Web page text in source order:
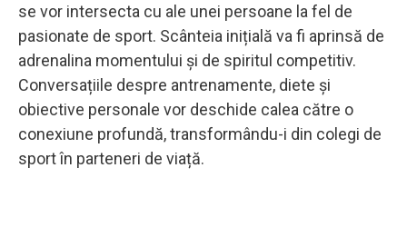
se vor intersecta cu ale unei persoane la fel de
pasionate de sport. Scânteia inițială va fi aprinsă de
adrenalina momentului și de spiritul competitiv.
Conversațiile despre antrenamente, diete și
obiective personale vor deschide calea către o
conexiune profundă, transformându-i din colegi de
sport în parteneri de viață.